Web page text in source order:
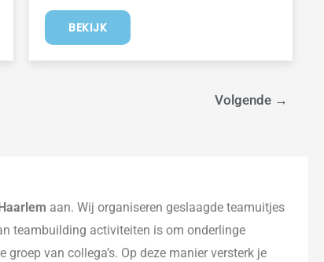
BEKIJK
Volgende →
aan. Wij organiseren geslaagde teamuitjes
teambuilding activiteiten is om onderlinge
van collega’s. Op deze manier versterk je